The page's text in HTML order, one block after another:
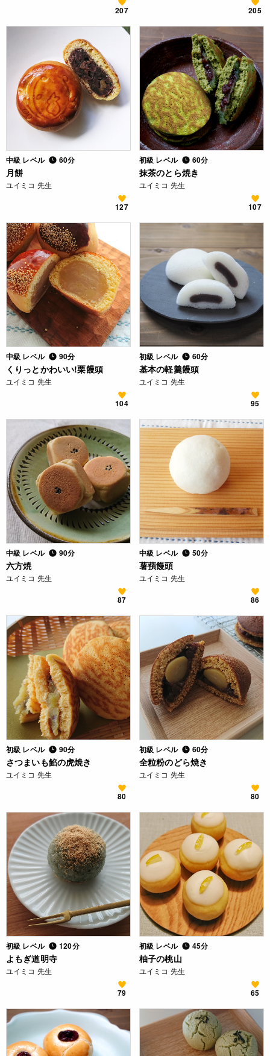
207 205
中級 レベル 60分
月餅
ユイミコ 先生
127
初級 レベル 60分
抹茶のとら焼き
ユイミコ 先生
107
中級 レベル 90分
くりっとかわいい!栗饅頭
ユイミコ 先生
104
初級 レベル 60分
基本の軽羹饅頭
ユイミコ 先生
95
中級 レベル 90分
六方焼
ユイミコ 先生
87
中級 レベル 50分
薯蕷饅頭
ユイミコ 先生
86
初級 レベル 90分
さつまいも餡の虎焼き
ユイミコ 先生
80
初級 レベル 60分
全粒粉のどら焼き
ユイミコ 先生
80
初級 レベル 120分
よもぎ道明寺
ユイミコ 先生
79
初級 レベル 45分
柚子の桃山
ユイミコ 先生
65